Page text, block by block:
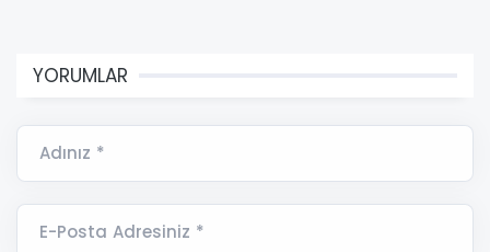
YORUMLAR
Adınız *
E-Posta Adresiniz *